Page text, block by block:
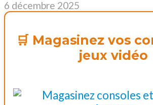
6 décembre 2025
🛒 Magasinez vos
jeux vidéo